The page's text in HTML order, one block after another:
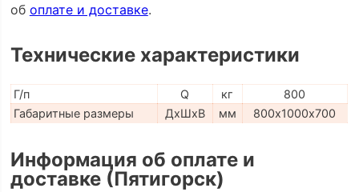
об оплате и доставке.
Технические характеристики
Г/п Q кг
800
Габаритные размеры
ДхШхВ мм 800х1000х700
Информация об оплате и
доставке (Пятигорск)